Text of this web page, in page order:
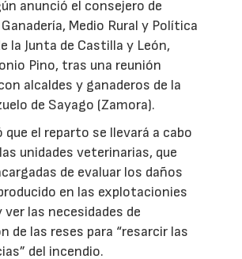
anunció el consejero de
Medio Rural y Política
la Junta de Castilla y León,
Pino, tras una reunión
alcaldes y ganaderos de la
de Sayago (Zamora).
que el reparto se llevará a cabo
unidades veterinarias, que
de evaluar los daños
en las explotacionies
ver las necesidades de
de las reses para “resarcir las
del incendio.